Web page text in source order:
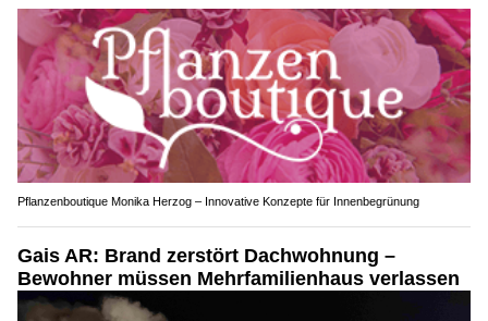
Pflanzenboutique Monika Herzog – Innovative Konzepte für Innenbegrünung
Gais AR: Brand zerstört Dachwohnung –
Bewohner müssen Mehrfamilienhaus verlassen